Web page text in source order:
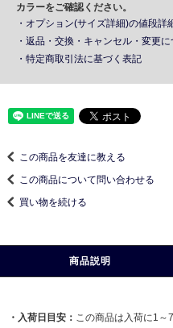
カラーをご確認ください。
・オプション(サイズ詳細)の値段詳
・返品・交換・キャンセル・変更に
・特定商取引法に基づく表記
この商品を友達に教える
この商品について問い合わせる
買い物を続ける
商品説明
・入荷日目安： この商品は入荷に1～